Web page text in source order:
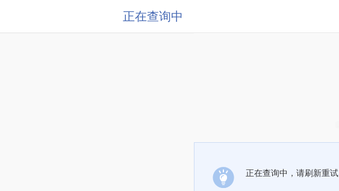
正在查询中
正在查询中，请刷新重试